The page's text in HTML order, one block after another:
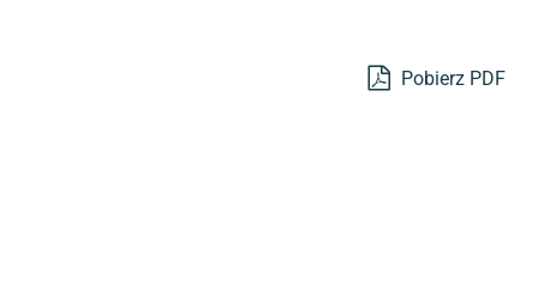
Pobierz PDF